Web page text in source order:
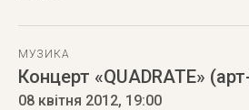
МУЗИКА
Концерт «QUADRATE»
08 квітня 2012, 19:00